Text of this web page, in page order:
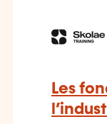
Les